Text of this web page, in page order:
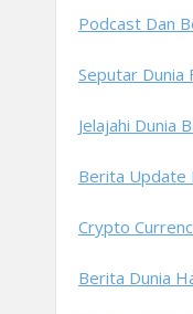
Podcast Dan
Seputar Dunia
Jelajahi Dunia
Berita Update
Crypto
Berita Dunia